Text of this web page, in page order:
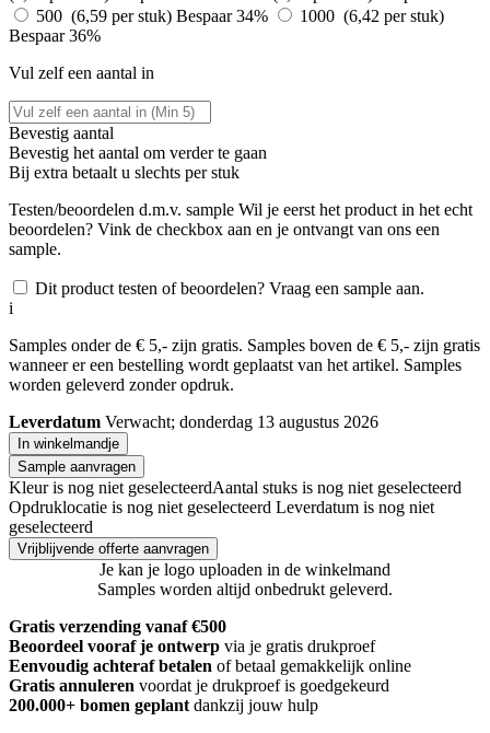
500 (6,59 per stuk) Bespaar 34%
1000 (6,42 per stuk)
Bespaar 36%
Vul zelf een aantal in
Bevestig aantal
Bevestig het aantal om verder te gaan
Bij extra betaalt u slechts per stuk
Testen/beoordelen d.m.v. sample Wil je eerst het product in het echt
beoordelen? Vink de checkbox aan en je ontvangt van ons een
sample.
Dit product testen of beoordelen? Vraag een sample aan.
i
Samples onder de € 5,- zijn gratis. Samples boven de € 5,- zijn gratis
wanneer er een bestelling wordt geplaatst van het artikel. Samples
worden geleverd zonder opdruk.
Leverdatum Verwacht; donderdag 13 augustus 2026
In winkelmandje
Sample aanvragen
Kleur is nog niet geselecteerdAantal stuks is nog niet geselecteerd
Opdruklocatie is nog niet geselecteerd Leverdatum is nog niet
geselecteerd
Vrijblijvende offerte aanvragen
Je kan je logo uploaden in de winkelmand
Samples worden altijd onbedrukt geleverd.
Gratis verzending vanaf €500
Beoordeel vooraf je ontwerp via je gratis drukproef
Eenvoudig achteraf betalen of betaal gemakkelijk online
Gratis annuleren voordat je drukproef is goedgekeurd
200.000+ bomen geplant dankzij jouw hulp